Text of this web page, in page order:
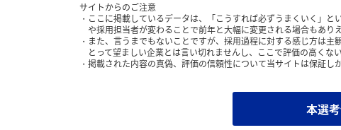
サイトからのご注意
ここに掲載しているデータは、「こうすれば必ずうまくいく」
や採用担当者が変わることで前年と大幅に変更される場合もありえ
また、言うまでもないことですが、採用過程に対する感じ方は
とって望ましい企業とは言い切れませんし、ここで評価の高くな
掲載された内容の真偽、評価の信頼性について当サイトは保証し
本選